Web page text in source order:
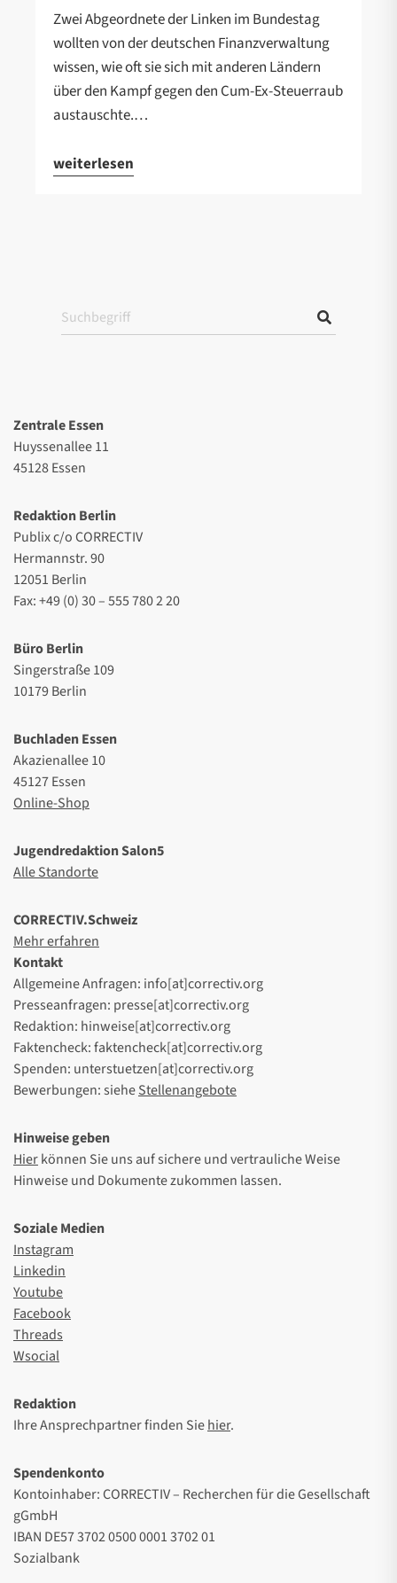
Zwei Abgeordnete der Linken im Bundestag
wollten von der deutschen Finanzverwaltung
wissen, wie oft sie sich mit anderen Ländern
über den Kampf gegen den Cum-Ex-Steuerraub
austauschte.…
weiterlesen
Zentrale Essen
Huyssenallee 11
45128 Essen
Redaktion Berlin
Publix c/o CORRECTIV
Hermannstr. 90
12051 Berlin
Fax: +49 (0) 30 – 555 780 2 20
Büro Berlin
Singerstraße 109
10179 Berlin
Buchladen Essen
Akazienallee 10
45127 Essen
Online-Shop
Jugendredaktion Salon5
Alle Standorte
CORRECTIV.Schweiz
Mehr erfahren
Kontakt
Allgemeine Anfragen: info[at]correctiv.org
Presseanfragen: presse[at]correctiv.org
Redaktion: hinweise[at]correctiv.org
Faktencheck: faktencheck[at]correctiv.org
Spenden: unterstuetzen[at]correctiv.org
Bewerbungen: sieheStellenangebote
Hinweise geben
Hierkönnen Sie uns auf sichere und vertrauliche Weise
Hinweise und Dokumente zukommen lassen.
Soziale Medien
Instagram
Linkedin
Youtube
Facebook
Threads
Wsocial
Redaktion
Ihre Ansprechpartner finden Siehier.
Spendenkonto
Kontoinhaber: CORRECTIV – Recherchen für die Gesellschaft
gGmbH
IBAN DE57 3702 0500 0001 3702 01
Sozialbank